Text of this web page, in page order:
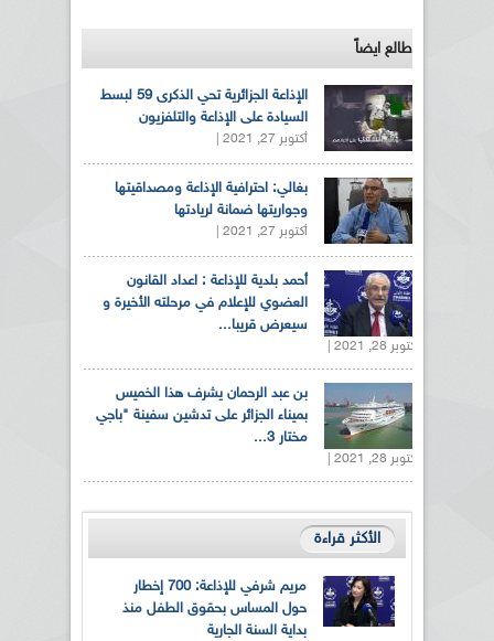
طالع ايضاً
الإذاعة الجزائرية تحي الذكرى 59 لبسط
السيادة على الإذاعة والتلفزيون
أكتوبر 27, 2021 |
بغالي: احترافية الإذاعة ومصداقيتها
وجواريتها ضمانة لريادتها
أكتوبر 27, 2021 |
أحمد بلدية للإذاعة : اعداد القانون
العضوي للإعلام في مرحلته الأخيرة و
سيعرض قريبا...
أكتوبر 28, 2021 |
بن عبد الرحمان يشرف هذا الخميس
بميناء الجزائر على تدشين سفينة "باجي
مختار 3...
أكتوبر 28, 2021 |
الأكثر قراءة
مريم شرفي للإذاعة: 700 إخطار
حول المساس بحقوق الطفل منذ
بداية السنة الجارية